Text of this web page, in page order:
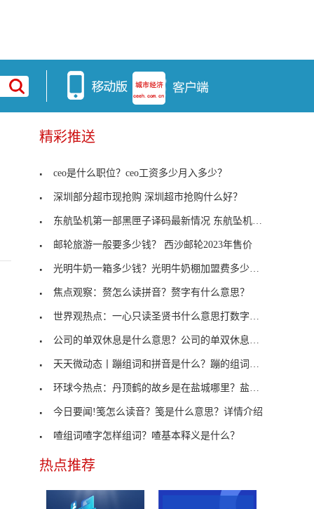
精彩推送
ceo是什么职位？ceo工资多少月入多少？
深圳部分超市现抢购 深圳超市抢购什么好？
东航坠机第一部黑匣子译码最新情况 东航坠机黑匣子
邮轮旅游一般要多少钱？ 西沙邮轮2023年售价
光明牛奶一箱多少钱？光明牛奶棚加盟费多少钱？
焦点观察：赘怎么读拼音？赘字有什么意思？
世界观热点：一心只读圣贤书什么意思打数字？一心只
公司的单双休息是什么意思？公司的单双休息详情介绍
天天微动态丨蹦组词和拼音是什么？蹦的组词两个字有
环球今热点：丹顶鹤的故乡是在盐城哪里？盐城丹顶鹤
今日要闻!笺怎么读音？笺是什么意思？详情介绍
喳组词喳字怎样组词？喳基本释义是什么？
热点推荐